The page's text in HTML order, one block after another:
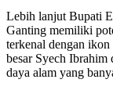
Lebih lanjut Bupati
Ganting memiliki
terkenal dengan
besar Syech
daya alam yang